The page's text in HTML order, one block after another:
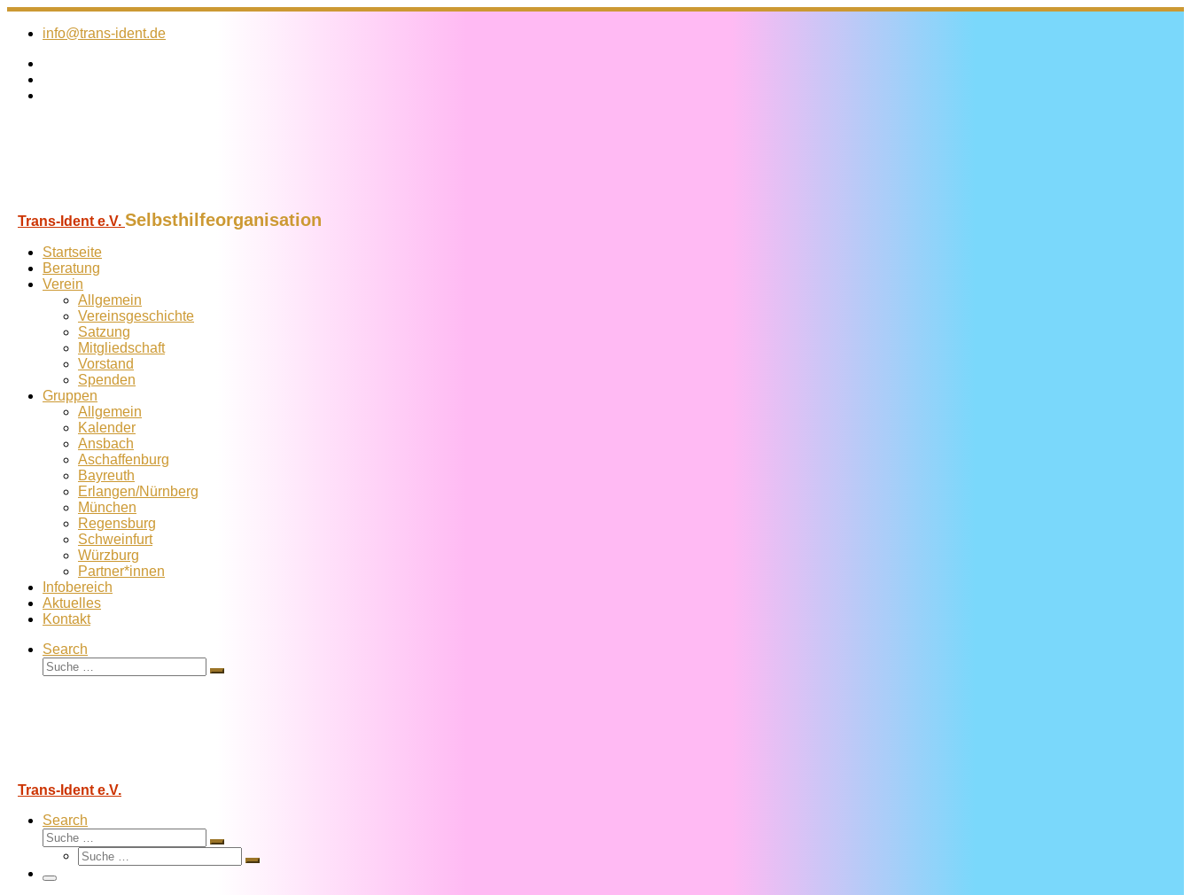
Zum
Inhalt
info@trans-ident.de
Trans-Ident e.V. Selbsthilfeorganisation
Startseite
Beratung
Verein
Allgemein
Vereins­geschichte
Satzung
Mitglied­schaft
Vorstand
Spenden
Gruppen
Allgemein
Kalender
Ansbach
Aschaffenburg
Bayreuth
Erlangen/Nürnberg
München
Regensburg
Schweinfurt
Würzburg
Partner*innen
Infobereich
Aktuelles
Kontakt
Search
Suche
Suche
Trans-Ident e.V.
Search
Suche
Suche
Suche
Suche
Menü